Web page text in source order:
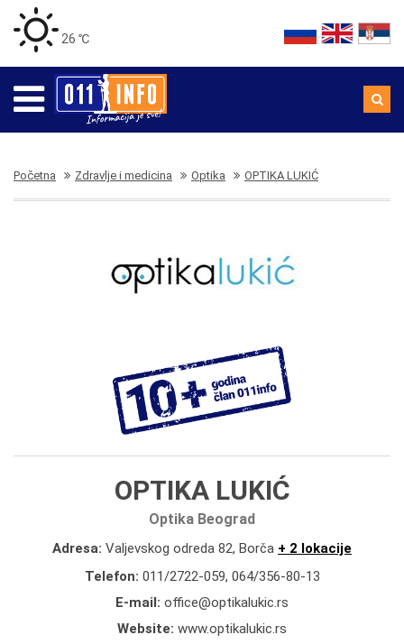
26 ℃
Početna Zdravlje i medicina Optika OPTIKA LUKIĆ
OPTIKA LUKIĆ
Optika Beograd
Adresa: Valjevskog odreda 82, Borča + 2 lokacije
Telefon: 011/2722-059, 064/356-80-13
E-mail: office@optikalukic.rs
Website: www.optikalukic.rs